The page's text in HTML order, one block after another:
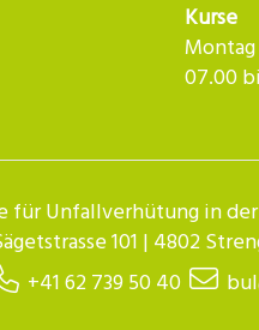
Kurse
07.00
für Unfallverhütung in
101 | 4802
+41 62 739 50 40